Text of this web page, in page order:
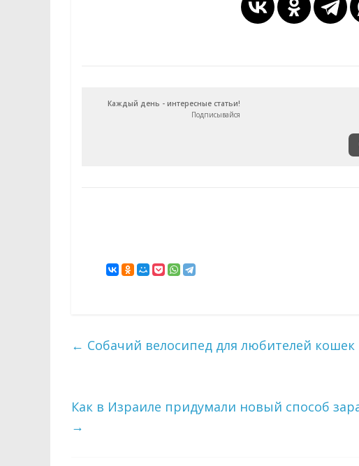
Каждый день - интересные статьи!
Подписывайся
← Собачий велосипед для любителей кошек
Как в Израиле придумали новый способ
→